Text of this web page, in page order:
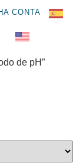
CONTA
de pH”